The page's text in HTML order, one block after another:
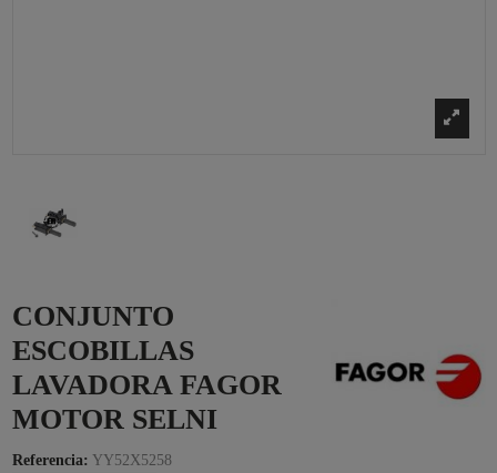
CONJUNTO
ESCOBILLAS
LAVADORA FAGOR
MOTOR SELNI
Referencia: YY52X5258